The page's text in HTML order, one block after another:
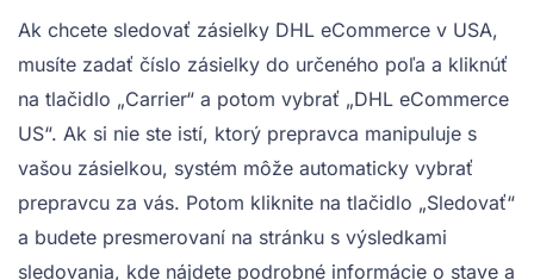
Ak chcete sledovať zásielky DHL eCommerce v USA,
musíte zadať číslo zásielky do určeného poľa a kliknúť
na tlačidlo „Carrier“ a potom vybrať „DHL eCommerce
US“. Ak si nie ste istí, ktorý prepravca manipuluje s
vašou zásielkou, systém môže automaticky vybrať
prepravcu za vás. Potom kliknite na tlačidlo „Sledovať“
a budete presmerovaní na stránku s výsledkami
sledovania, kde nájdete podrobné informácie o stave a